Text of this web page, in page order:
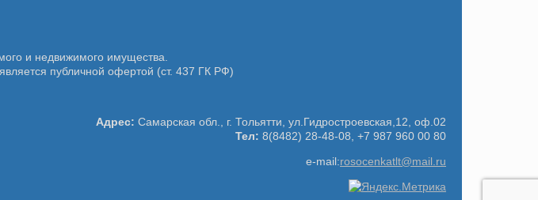
и недвижимого имущества.
публичной офертой (ст. 437 ГК РФ)
Адрес: Самарская обл., г. Тольятти, ул.Гидростроевская,12, оф.02
Тел: 8(8482) 28-48-08, +7 987 960 00 80
e-mail:rosocenkatlt@mail.ru